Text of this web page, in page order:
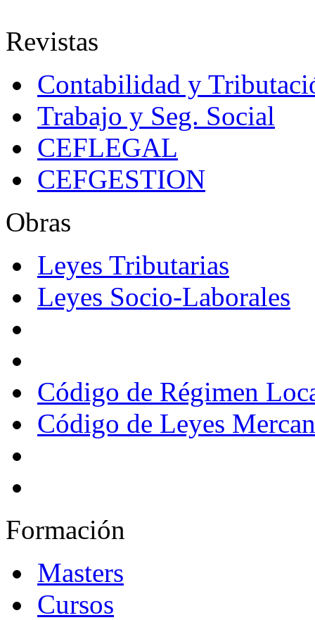
Revistas
Contabilidad y
Trabajo y Seg. Social
CEFLEGAL
CEFGESTION
Obras
Leyes Tributarias
Leyes Socio-Laborales
Código de Régimen
Código de Leyes
Formación
Masters
Cursos